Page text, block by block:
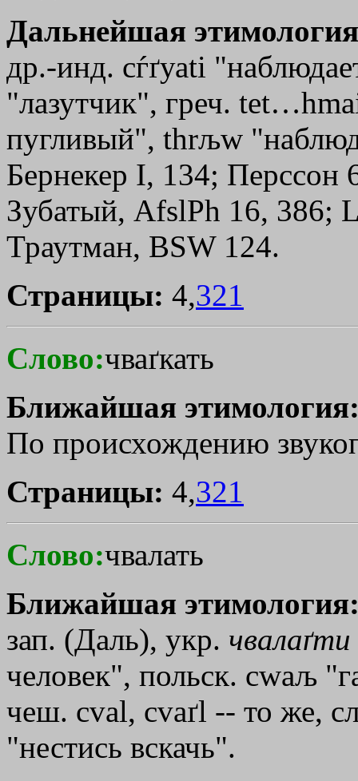
Дальнейшая
др.-инд. сѓґуаti
"лазутчик", греч.
пугливый", thrљw
Бернекер I, 134;
Зубатый, AfslPh 16, 386;
Траутман, ВSW 124.
Страницы: 4,321
Слово:чваґкать
Ближайшая
По происхождению
Страницы: 4,321
Слово:чвалать
Ближайшая
зап. (Даль), укр. чвалаґти
человек", польск. сwаљ
чеш. сvаl, cvaґl -- то же,
"нестись вскачь".